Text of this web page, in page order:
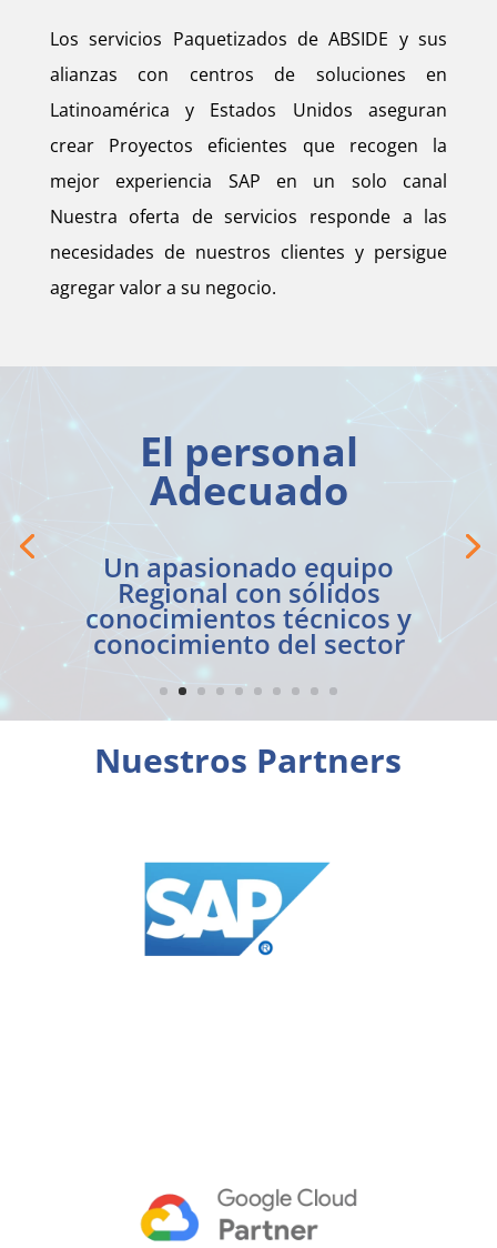
Los servicios Paquetizados de ABSIDE y sus
alianzas con centros de soluciones en
Latinoamérica y Estados Unidos aseguran
crear Proyectos eficientes que recogen la
mejor experiencia SAP en un solo canal
Nuestra oferta de servicios responde a las
necesidades de nuestros clientes y persigue
agregar valor a su negocio.
Nuestros Partners